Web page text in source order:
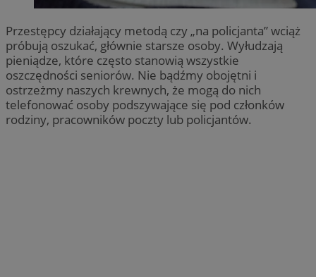
Przestępcy działający metodą czy „na policjanta” wciąż
próbują oszukać, głównie starsze osoby. Wyłudzają
pieniądze, które często stanowią wszystkie
oszczędności seniorów. Nie bądźmy obojętni i
ostrzeżmy naszych krewnych, że mogą do nich
telefonować osoby podszywające się pod członków
rodziny, pracowników poczty lub policjantów.